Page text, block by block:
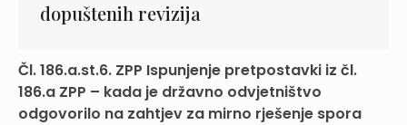
dopuštenih revizija
Čl. 186.a.st.6. ZPP Ispunjenje pretpostavki iz čl.
186.a ZPP – kada je državno odvjetništvo
odgovorilo na zahtjev za mirno rješenje spora